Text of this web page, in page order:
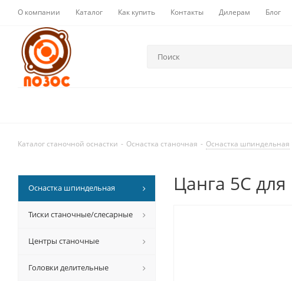
О компании Каталог Как купить Контакты Дилерам Блог
Каталог станочной оснастки - Оснастка станочная - Оснастка шпиндельная
Цанга 5С
Оснастка шпиндельная
Тиски станочные/слесарные
Центры станочные
Головки делительные